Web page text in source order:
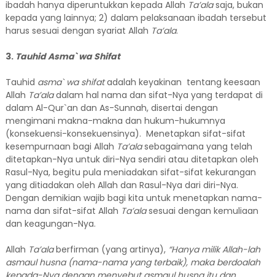
ibadah hanya diperuntukkan kepada Allah Ta’alasaja, bukan
kepada yang lainnya; 2) dalam pelaksanaan ibadah tersebut
harus sesuai dengan syariat Allah Ta’ala.
3. Tauhid Asma` wa Shifat
Tauhid asma` wa shifatadalah keyakinan tentang keesaan
Allah Ta’aladalam hal nama dan sifat-Nya yang terdapat di
dalam Al-Qur`an dan As-Sunnah, disertai dengan
mengimani makna-makna dan hukum-hukumnya
(konsekuensi-konsekuensinya). Menetapkan sifat-sifat
kesempurnaan bagi Allah Ta’alasebagaimana yang telah
ditetapkan-Nya untuk diri-Nya sendiri atau ditetapkan oleh
Rasul-Nya, begitu pula meniadakan sifat-sifat kekurangan
yang ditiadakan oleh Allah dan Rasul-Nya dari diri-Nya.
Dengan demikian wajib bagi kita untuk menetapkan nama-
nama dan sifat-sifat Allah Ta’alasesuai dengan kemuliaan
dan keagungan-Nya.
Allah Ta’alaberfirman (yang artinya), “Hanya milik Allah-lah
asmaul husna (nama-nama yang terbaik), maka berdoalah